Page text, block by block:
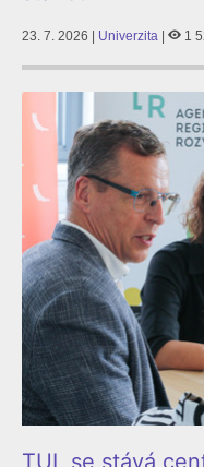
23. 7. 2026 | Univerzita 1
TUL se stává